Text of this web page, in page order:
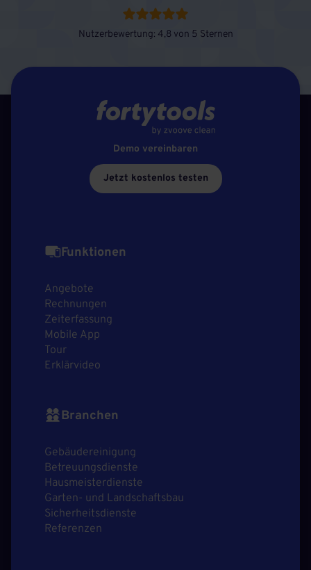
Nutzerbewertung: 4,8 von 5 Sternen
Demo vereinbaren
Jetzt kostenlos testen
Funktionen
Angebote
Rechnungen
Zeiterfassung
Mobile App
Tour
Erklärvideo
Branchen
Gebäudereinigung
Betreuungsdienste
Hausmeisterdienste
Garten- und Landschaftsbau
Sicherheitsdienste
Referenzen